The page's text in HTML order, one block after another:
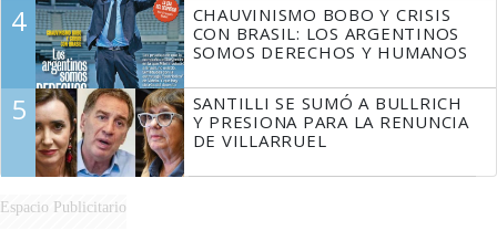
4
CHAUVINISMO BOBO Y CRISIS
CON BRASIL: LOS ARGENTINOS
SOMOS DERECHOS Y HUMANOS
5
SANTILLI SE SUMÓ A BULLRICH
Y PRESIONA PARA LA RENUNCIA
DE VILLARRUEL
Espacio Publicitario